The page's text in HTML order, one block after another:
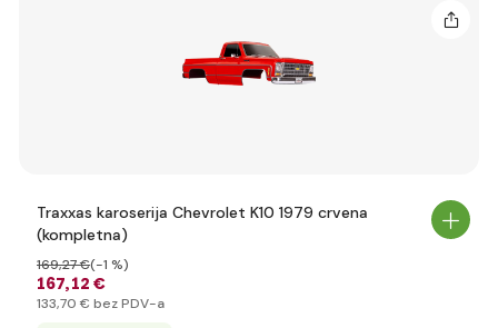
Traxxas karoserija Chevrolet K10 1979 crvena
(kompletna)
167,12 €
169,27 €(-1 %)
133,70 € bez PDV-a